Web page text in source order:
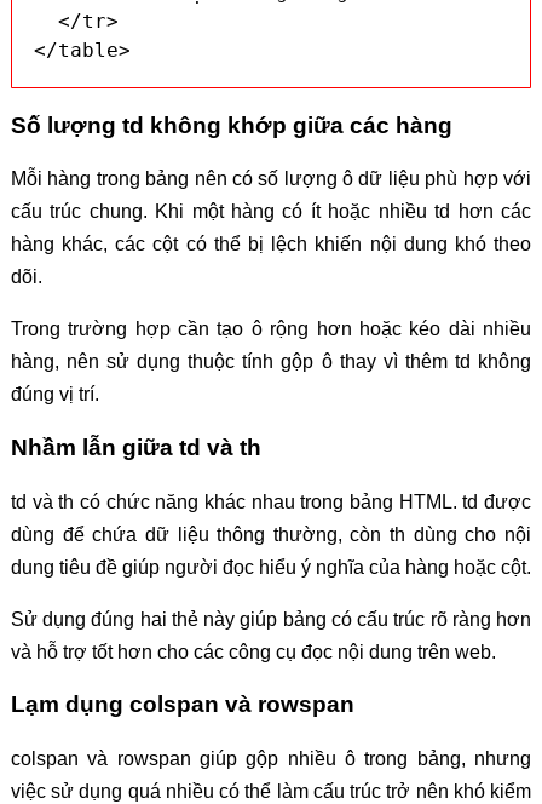
</table>
Số lượng td không khớp giữa các hàng
Mỗi hàng trong bảng nên có số lượng ô dữ liệu phù hợp với
cấu trúc chung. Khi một hàng có ít hoặc nhiều td hơn các
hàng khác, các cột có thể bị lệch khiến nội dung khó theo
dõi.
Trong trường hợp cần tạo ô rộng hơn hoặc kéo dài nhiều
hàng, nên sử dụng thuộc tính gộp ô thay vì thêm td không
đúng vị trí.
Nhầm lẫn giữa td và th
td và th có chức năng khác nhau trong bảng HTML. td được
dùng để chứa dữ liệu thông thường, còn th dùng cho nội
dung tiêu đề giúp người đọc hiểu ý nghĩa của hàng hoặc cột.
Sử dụng đúng hai thẻ này giúp bảng có cấu trúc rõ ràng hơn
và hỗ trợ tốt hơn cho các công cụ đọc nội dung trên web.
Lạm dụng colspan và rowspan
colspan và rowspan giúp gộp nhiều ô trong bảng, nhưng
việc sử dụng quá nhiều có thể làm cấu trúc trở nên khó kiểm